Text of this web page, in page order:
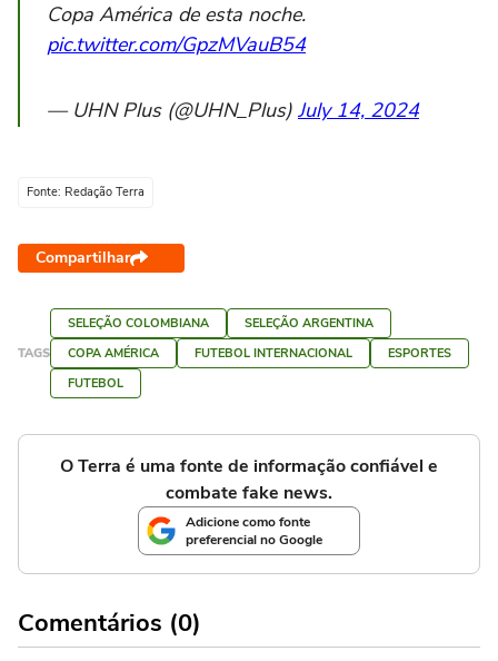
Copa América de esta noche.
pic.twitter.com/GpzMVauB54
— UHN Plus (@UHN_Plus) July 14, 2024
Fonte: Redação Terra
Compartilhar
TAGS
SELEÇÃO COLOMBIANA
SELEÇÃO ARGENTINA
COPA AMÉRICA
FUTEBOL INTERNACIONAL
ESPORTES
FUTEBOL
O Terra é uma fonte de informação confiável e
combate fake news.
Adicione como fonte
preferencial no Google
Comentários (0)